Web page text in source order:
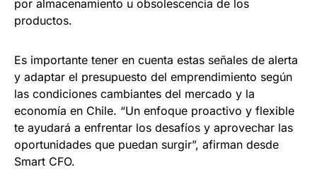
por almacenamiento u obsolescencia de los
productos.
Es importante tener en cuenta estas señales de alerta
y adaptar el presupuesto del emprendimiento según
las condiciones cambiantes del mercado y la
economía en Chile. “Un enfoque proactivo y flexible
te ayudará a enfrentar los desafíos y aprovechar las
oportunidades que puedan surgir”, afirman desde
Smart CFO.